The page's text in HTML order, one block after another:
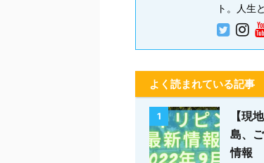
ト。人生
よく読まれている記事
1
【現
島、
情報